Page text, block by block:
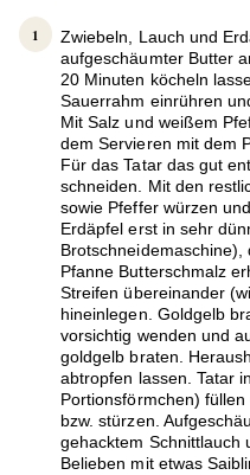
Zwiebeln, Lauch und
aufgeschäumter Butter
20 Minuten köcheln
Sauerrahm einrühren
Mit Salz und weißem
dem Servieren mit dem
Für das Tatar das gut
schneiden. Mit den
sowie Pfeffer würzen
Erdäpfel erst in sehr
Pfanne Butterschmalz
Streifen übereinander
hineinlegen. Goldgelb
vorsichtig wenden und
goldgelb braten.
abtropfen lassen. Tatar
Portionsförmchen)
bzw. stürzen.
gehacktem Schnittlauch
Belieben mit etwas